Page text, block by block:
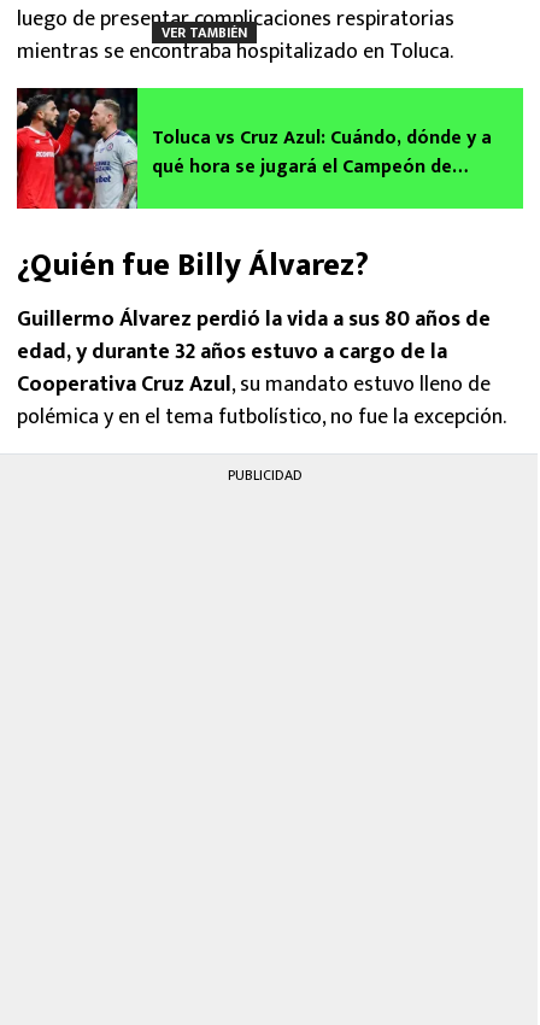
luego de presentar complicaciones respiratorias
mientras se encontraba hospitalizado en Toluca.
VER TAMBIÉN
Toluca vs Cruz Azul: Cuándo, dónde y a
qué hora se jugará el Campeón de
¿Quién fue Billy Álvarez?
Guillermo Álvarez perdió la vida a sus 80 años de
edad, y durante 32 años estuvo a cargo de la
Cooperativa Cruz Azul, su mandato estuvo lleno de
polémica y en el tema futbolístico, no fue la excepción.
PUBLICIDAD